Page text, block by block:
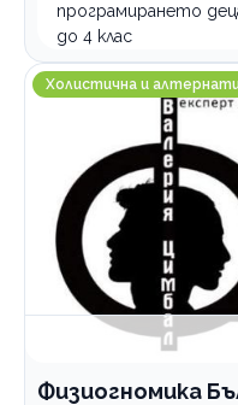
програмирането
до 4 клас
Физиогномика
Холистична и
Физиогномика